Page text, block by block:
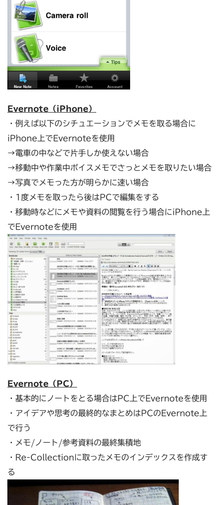
Evernote（iPhone）
・例えば以下のシチュエーションでメモを取る場合に
iPhone上でEvernoteを使用
→電車の中などで片手しか使えない場合
→移動中や作業中ボイスメモでさっとメモを取りたい場合
→写真でメモった方が明らかに速い場合
・1度メモを取ったら後はPCで編集をする
・移動時などにメモや資料の閲覧を行う場合にiPhone上
でEvernoteを使用
Evernote（PC）
・基本的にノートをとる場合はPC上でEvernoteを使用
・アイデアや思考の最終的なまとめはPCのEvernote上
で行う
・メモ/ノート/参考資料の最終集積地
・Re-Collectionに取ったメモのインデックスを作成す
る